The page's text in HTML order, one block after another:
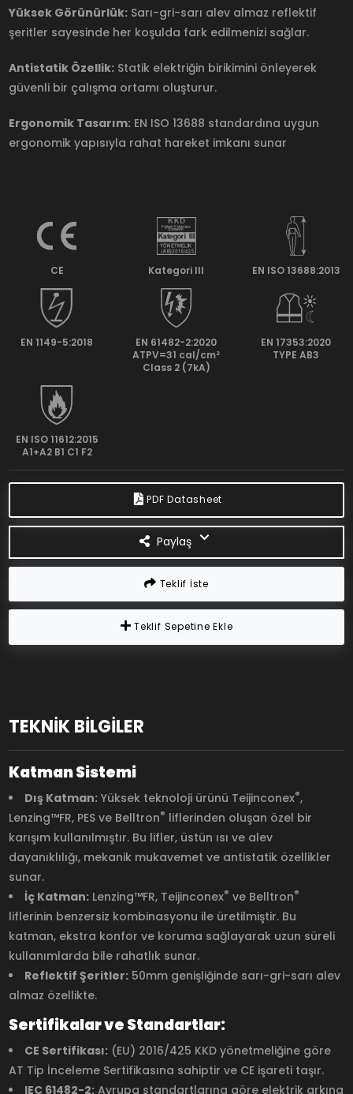
Yüksek Görünürlük: Sarı-gri-sarı alev almaz reflektif
şeritler sayesinde her koşulda fark edilmenizi sağlar.
Antistatik Özellik: Statik elektriğin birikimini önleyerek
güvenli bir çalışma ortamı oluşturur.
Ergonomik Tasarım: EN ISO 13688 standardına uygun
ergonomik yapısıyla rahat hareket imkanı sunar
CE Kategori lll EN ISO 13688:2013
EN 1149-5:2018
EN 61482-2:2020
ATPV=31 cal/cm²
Class 2 (7kA)
EN 17353:2020
TYPE AB3
EN ISO 11612:2015
A1+A2 B1 C1 F2
PDF Datasheet
Paylaş
Teklif İste
Teklif Sepetine Ekle
TEKNİK BİLGİLER
Katman Sistemi
Dış Katman: Yüksek teknoloji ürünü Teijinconex®,
Lenzing™FR, PES ve Belltron® liflerinden oluşan özel bir
karışım kullanılmıştır. Bu lifler, üstün ısı ve alev
dayanıklılığı, mekanik mukavemet ve antistatik özellikler
sunar.
İç Katman: Lenzing™FR, Teijinconex® ve Belltron®
liflerinin benzersiz kombinasyonu ile üretilmiştir. Bu
katman, ekstra konfor ve koruma sağlayarak uzun süreli
kullanımlarda bile rahatlık sunar.
Reflektif Şeritler: 50mm genişliğinde sarı-gri-sarı alev
almaz özellikte.
Sertifikalar ve Standartlar:
CE Sertifikası: (EU) 2016/425 KKD yönetmeliğine göre
AT Tip İnceleme Sertifikasına sahiptir ve CE işareti taşır.
IEC 61482-2: Avrupa standartlarına göre elektrik arkına